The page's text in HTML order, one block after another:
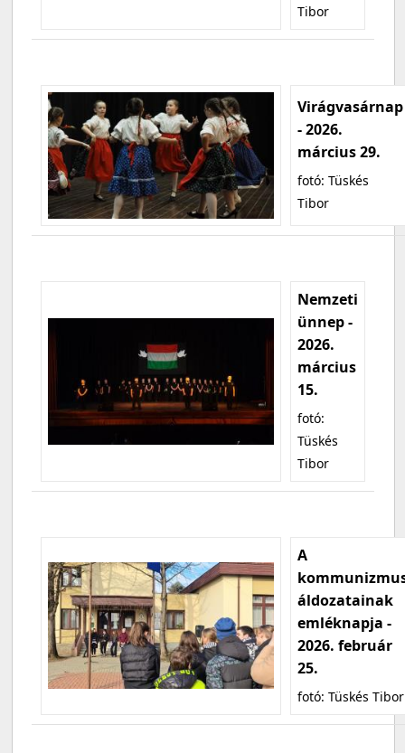
Tibor
Virágvasárnap
- 2026.
március 29.
fotó: Tüskés
Tibor
Nemzeti
ünnep -
2026.
március
15.
fotó:
Tüskés
Tibor
A
áldozatainak
emléknapja -
2026. február
25.
fotó: Tüskés Tibor